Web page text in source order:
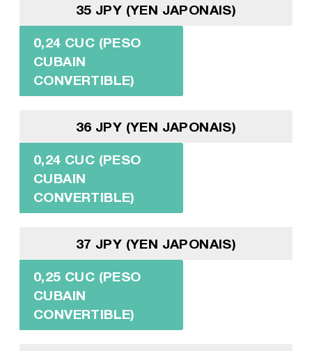
35 JPY (YEN JAPONAIS)
0,24 CUC (PESO
CUBAIN
CONVERTIBLE)
36 JPY (YEN JAPONAIS)
0,24 CUC (PESO
CUBAIN
CONVERTIBLE)
37 JPY (YEN JAPONAIS)
0,25 CUC (PESO
CUBAIN
CONVERTIBLE)